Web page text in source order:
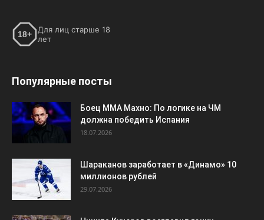
18+
Для лиц старше 18
лет
Популярные посты
Боец ММА Махно: По логике на ЧМ
должна победить Испания
18.07.2026
Шараканов заработает в «Динамо» 10
миллионов рублей
29.07.2026